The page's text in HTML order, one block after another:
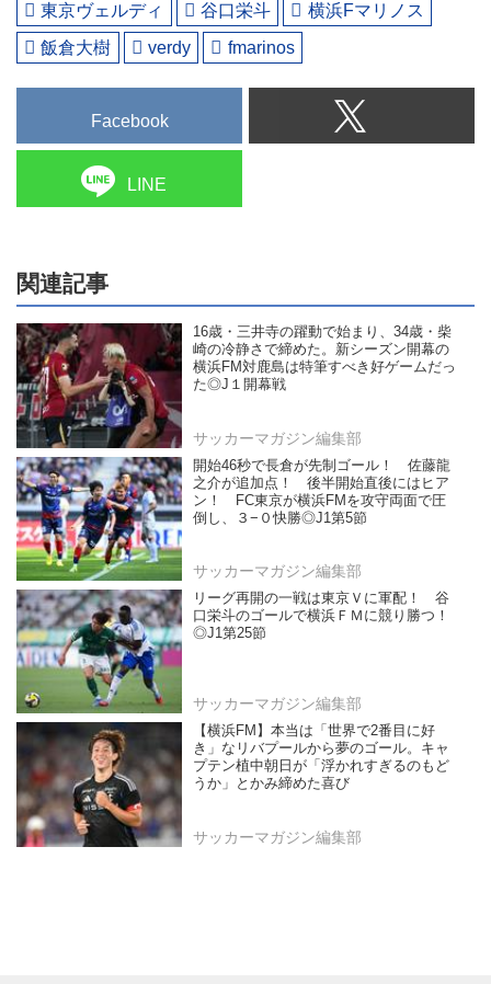
東京ヴェルディ
谷口栄斗
横浜Fマリノス
飯倉大樹
verdy fmarinos
Facebook
LINE
関連記事
16歳・三井寺の躍動で始まり、34歳・柴
崎の冷静さで締めた。新シーズン開幕の
横浜FM対鹿島は特筆すべき好ゲームだっ
た◎J１開幕戦
サッカーマガジン編集部
開始46秒で長倉が先制ゴール！ 佐藤龍
之介が追加点！ 後半開始直後にはヒア
ン！ FC東京が横浜FMを攻守両面で圧
倒し、３−０快勝◎J1第5節
サッカーマガジン編集部
リーグ再開の一戦は東京Ｖに軍配！ 谷
口栄斗のゴールで横浜ＦＭに競り勝つ！
◎J1第25節
サッカーマガジン編集部
【横浜FM】本当は「世界で2番目に好
き」なリバプールから夢のゴール。キャ
プテン植中朝日が「浮かれすぎるのもど
うか」とかみ締めた喜び
サッカーマガジン編集部